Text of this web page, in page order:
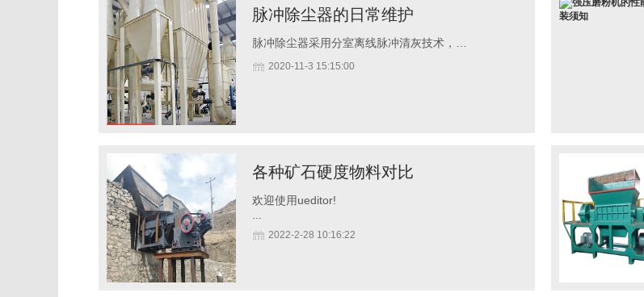
脉冲除尘器的日常维护
脉冲除尘器采用分室离线脉冲清灰技术，…
2020-11-3 15:15:00
各种矿石硬度物料对比
欢迎使用ueditor!
…
2022-2-28 10:16:22